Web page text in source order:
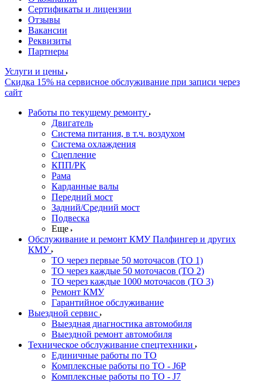
Сертификаты и лицензии
Отзывы
Вакансии
Реквизиты
Партнеры
Услуги и цены
Скидка 15% на сервисное обслуживание при записи через
сайт
Работы по текущему ремонту
Двигатель
Система питания, в т.ч. воздухом
Система охлаждения
Сцепление
КПП/РК
Рама
Карданные валы
Передний мост
Задний/Средний мост
Подвеска
Еще
Обслуживание и ремонт КМУ Палфингер и других
КМУ
ТО через первые 50 моточасов (ТО 1)
ТО через каждые 50 моточасов (ТО 2)
ТО через каждые 1000 моточасов (ТО 3)
Ремонт КМУ
Гарантийное обслуживание
Выездной сервис
Выездная диагностика автомобиля
Выездной ремонт автомобиля
Техническое обслуживание спецтехники
Единичные работы по ТО
Комплексные работы по ТО - J6P
Комплексные работы по ТО - J7